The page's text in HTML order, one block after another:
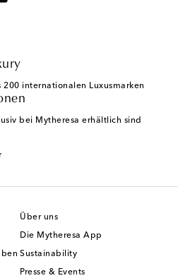
200 internationalen Luxusmarken
bei Mytheresa erhältlich sind
Über uns
Die Mytheresa App
Sustainability
Presse & Events